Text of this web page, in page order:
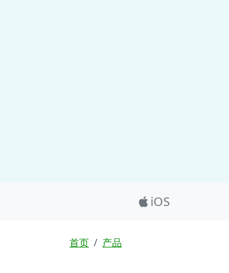
iOS
面包屑
首页 产品